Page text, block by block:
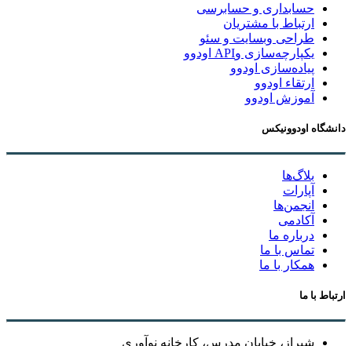
حسابداری و حسابرسی
ارتباط با مشتریان
طراحی وبسایت و سئو
یکپارچه‌سازی وAPI اودوو
پیاده‌سازی اودوو
ارتقاء اودوو
آموزش اودوو
دانشگاه اودوونیکس
بلاگ‌ها
آپارات
انجمن‌ها
آکادمی
درباره ما
تماس با ما
همکار با ما
ارتباط با ما
شیراز، خیابان مدرس، کارخانه نوآوری